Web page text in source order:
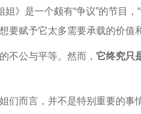
姐》是一个颇有“争议”的节目
要赋予它太多需要承载的价值
不公与平等。然而，它终究只
们而言，并不是特别重要的事